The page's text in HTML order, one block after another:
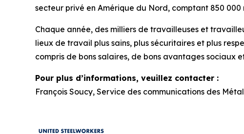
secteur privé en Amérique du Nord, comptant 850
Chaque année, des milliers de travailleuses et
lieux de travail plus sains, plus sécuritaires et plus
compris de bons salaires, de bons avantages sociaux
Pour plus d’informations, veuillez contacter :
François Soucy, Service des communications des